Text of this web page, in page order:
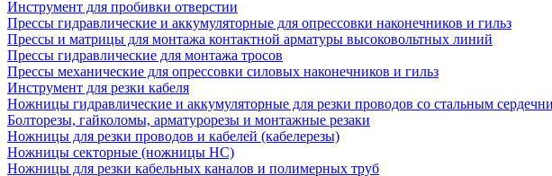
Инструмент для пробивки отверстии
Прессы гидравлические и аккумуляторные для опрессовки наконечников и гильз
Прессы и матрицы для монтажа контактной арматуры высоковольтных линий
Прессы гидравлические для монтажа тросов
Прессы механические для опрессовки силовых наконечников и гильз
Инструмент для резки кабеля
Ножницы гидравлические и аккумуляторные для резки проводов со стальным
Болторезы, гайколомы, арматурорезы и монтажные резаки
Ножницы для резки проводов и кабелей (кабелерезы)
Ножницы секторные (ножницы НС)
Ножницы для резки кабельных каналов и полимерных труб